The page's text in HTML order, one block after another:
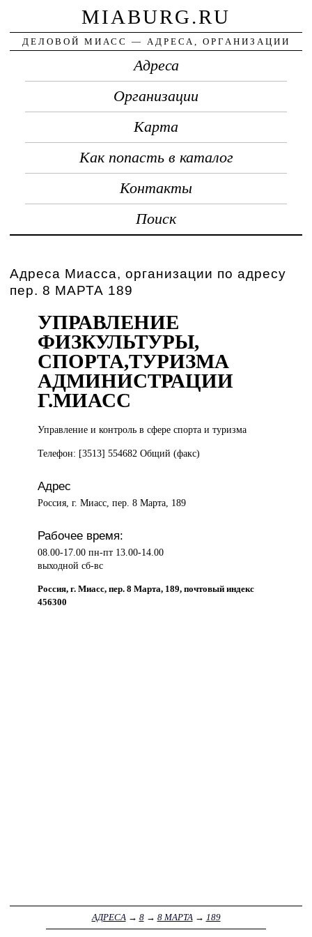
MIABURG.RU
ДЕЛОВОЙ МИАСС — АДРЕСА, ОРГАНИЗАЦИИ
Адреса
Организации
Карта
Как попасть в каталог
Контакты
Поиск
Адреса Миасса, организации по адресу
пер. 8 МАРТА 189
УПРАВЛЕНИЕ
ФИЗКУЛЬТУРЫ,
СПОРТА,ТУРИЗМА
АДМИНИСТРАЦИИ
Г.МИАСС
Управление иконтроль в сфере спорта и туризма
Телефон: [3513] 554682 Общий (факс)
Адрес
Россия, г. Миасс, пер. 8 Марта, 189
Рабочее время:
08.00-17.00 пн-пт 13.00-14.00
выходной сб-вс
Россия, г. Миасс, пер. 8 Марта, 189, почтовый индекс
456300
АДРЕСА→ 8→ 8 МАРТА→ 189